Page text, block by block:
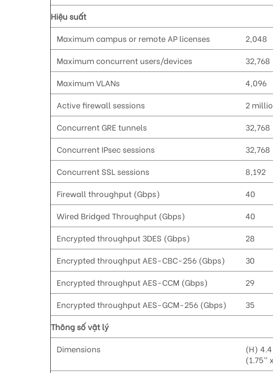
Hiệu suất
Maximum campus or remote AP licenses
2,048
Maximum concurrent users/devices
32,768
Maximum VLANs
4,096
Active firewall sessions
2
Concurrent GRE tunnels
32,768
Concurrent IPsec sessions
32,768
Concurrent SSL sessions
8,192
Firewall throughput (Gbps)
40
Wired Bridged Throughput (Gbps)
40
Encrypted throughput 3DES (Gbps)
28
Encrypted throughput AES-CBC-256 (Gbps)
30
Encrypted throughput AES-CCM (Gbps)
29
Encrypted throughput AES-GCM-256 (Gbps)
35
Thông số vật lý
Dimensions
(H)
(1.75”